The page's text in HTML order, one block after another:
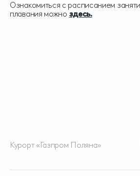
Ознакомиться с расписанием
плавания можно здесь.
Курорт «Газпром Поляна»